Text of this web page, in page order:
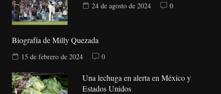
24 de agosto de 2024 0
Biografía de Milly Quezada
15 de febrero de 2024 0
Una lechuga en alerta en México y
Estados Unidos